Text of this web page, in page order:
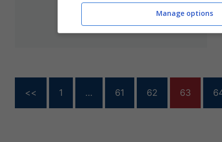
20 Settembre 2025 - 20:10
<< 1 … 61 62 63
Manage options